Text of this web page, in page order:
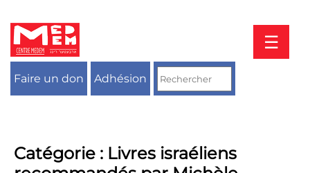
contenu
☰
Faire un don Adhésion
Catégorie : Livres israéliens